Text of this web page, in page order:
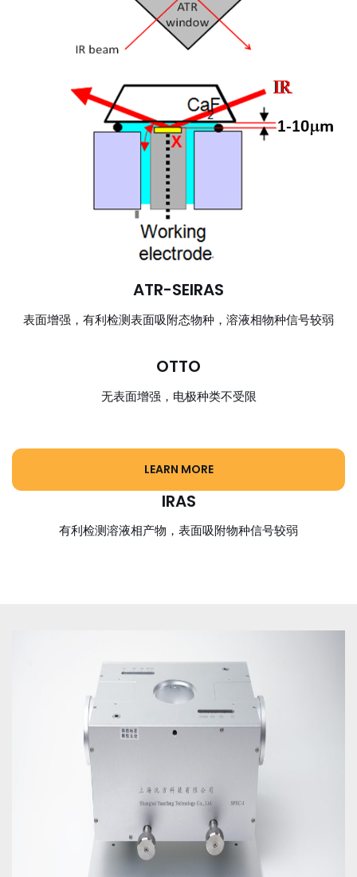
ATR-SEIRAS
表面增强，有利检测表面吸附态物种，溶液相物种信号较弱
OTTO
无表面增强，电极种类不受限
LEARN MORE
IRAS
有利检测溶液相产物，表面吸附物种信号较弱